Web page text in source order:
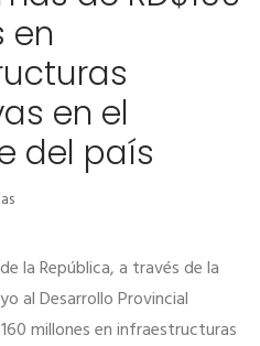
en
en el
del país
la República, a través de la
al Desarrollo Provincial
millones en infraestructuras